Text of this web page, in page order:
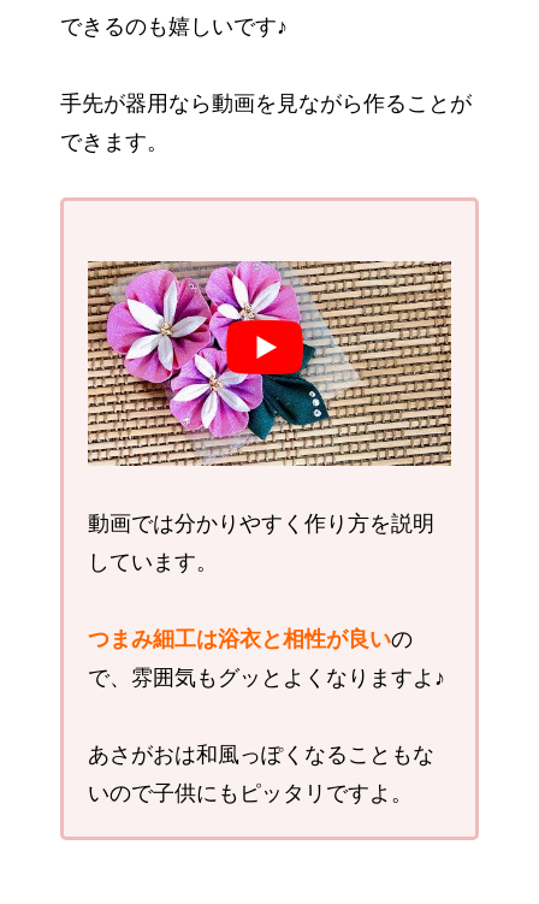
できるのも嬉しいです♪
手先が器用なら動画を見ながら作ることが
できます。
動画では分かりやすく作り方を説明
しています。
つまみ細工は浴衣と相性が良いの
で、雰囲気もグッとよくなりますよ♪
あさがおは和風っぽくなることもな
いので子供にもピッタリですよ。